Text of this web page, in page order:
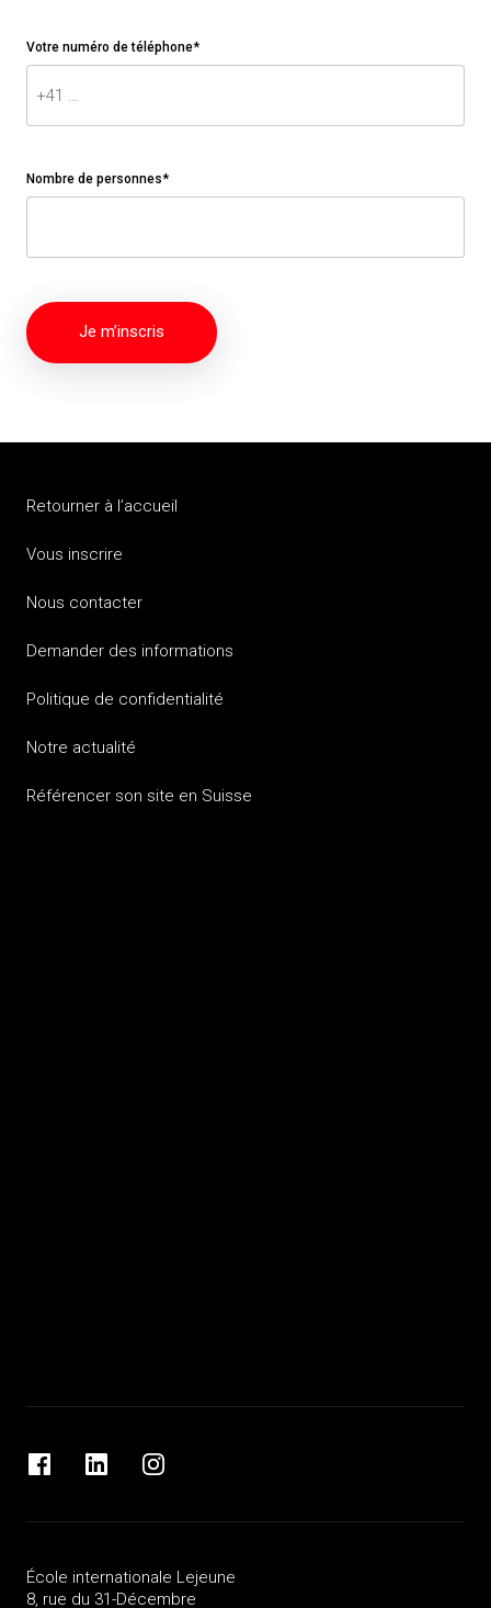
Votre numéro de téléphone*
Nombre de personnes*
Retourner à l’accueil
Vous inscrire
Nous contacter
Demander des informations
Politique de confidentialité
Notre actualité
Référencer son site en Suisse
FacebookLinkedIn Instagram
École internationale Lejeune
8, rue du 31-Décembre